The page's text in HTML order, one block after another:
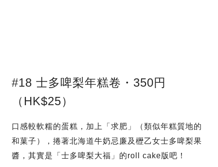
#18 士多啤梨年糕卷・350円
（HK$25）
口感較軟糯的蛋糕，加上「求肥」（類似年糕質地的
和菓子），捲著北海道牛奶忌廉及櫪乙女士多啤梨果
醬，其實是「士多啤梨大福」的roll cake版吧！